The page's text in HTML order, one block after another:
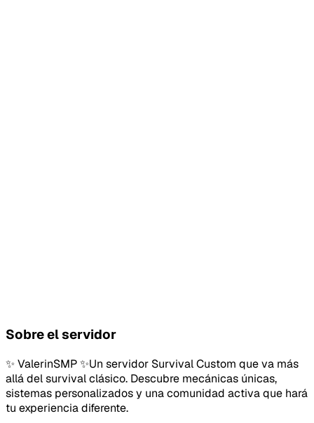
Sobre el servidor
✨ ValerinSMP ✨Un servidor Survival Custom que va más
allá del survival clásico. Descubre mecánicas únicas,
sistemas personalizados y una comunidad activa que hará
tu experiencia diferente.